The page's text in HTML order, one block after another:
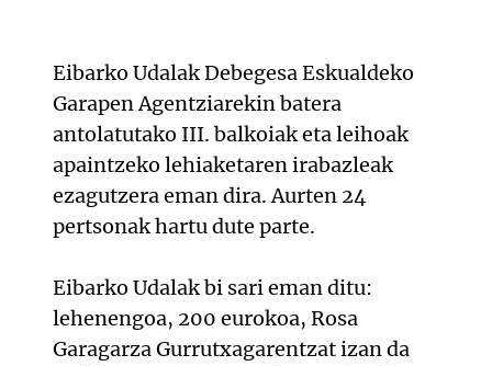
Eibarko Udalak Debegesa Eskualdeko
Garapen Agentziarekin batera
antolatutako III. balkoiak eta leihoak
apaintzeko lehiaketaren irabazleak
ezagutzera eman dira. Aurten 24
pertsonak hartu dute parte.
Eibarko Udalak bi sari eman ditu:
lehenengoa, 200 eurokoa, Rosa
Garagarza Gurrutxagarentzat izan da